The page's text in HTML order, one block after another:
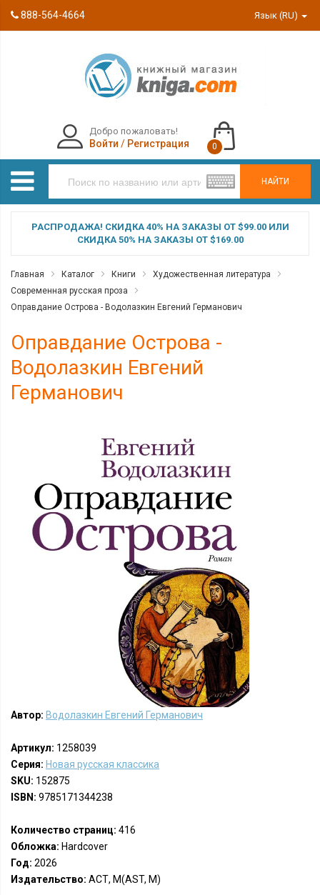
888-564-4664 Язык (RU)
НАЙТИ
Добро пожаловать!
Войти / Регистрация 0
РАСПРОДАЖА! СКИДКА 40% НА ЗАКАЗЫ ОТ $99.00 ИЛИ
СКИДКА 50% НА ЗАКАЗЫ ОТ $169.00
Главная Каталог Книги
Художественная литература
Современная русская проза
Оправдание Острова - Водолазкин Евгений Германович
Оправдание Острова -
Водолазкин Евгений
Германович
Автор: Водолазкин Евгений Германович
Артикул: 1258039
Серия: Новая русская классика
SKU: 152875
ISBN: 9785171344238
Количество страниц: 416
Обложка: Hardcover
Год: 2026
Издательство: АСТ, М(AST, M)